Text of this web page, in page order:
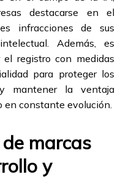
destacarse en el
infracciones de sus
Además, es
registro con medidas
para proteger los
mantener la ventaja
constante evolución.
marcas
y